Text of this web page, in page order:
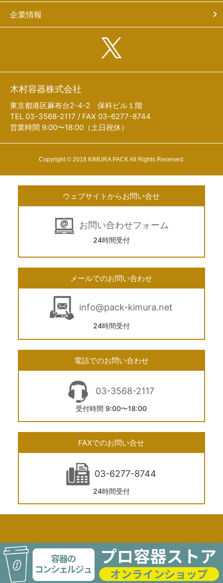
企業情報
木村容器株式会社
東京都港区麻布台2-4-2 保科ビル１階
TEL 03-3568-2117 / FAX 03-6277-8744
営業時間 9:00〜18:00（土日祝休）
Copyright © 2018 KIMURA PACK All Rights Reserved.
ウェブサイトからお問い合せ
お問い合わせフォーム
24時間受付
メールでのお問い合わせ
info@pack-kimura.net
24時間受付
電話でのお問い合わせ
03-3568-2117
受付時間 9:00〜18:00
FAXでのお問い合せ
03-6277-8744
24時間受付